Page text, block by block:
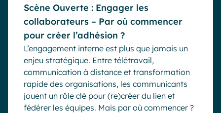
Scène Ouverte : Engager les
collaborateurs – Par où commencer
pour créer l’adhésion ?
L’engagement interne est plus que jamais un
enjeu stratégique. Entre télétravail,
communication à distance et transformation
rapide des organisations, les communicants
jouent un rôle clé pour (re)créer du lien et
fédérer les équipes. Mais par où commencer ?